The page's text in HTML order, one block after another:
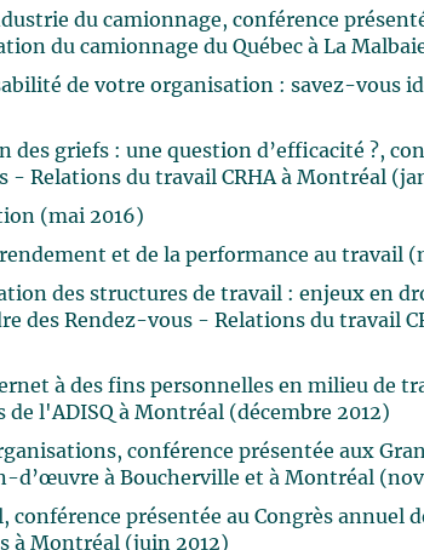
du camionnage, conférence
du camionnage du Québec à La
de votre organisation : savez-vous
des griefs : une question d’efficacité ?,
- Relations du travail CRHA à Montréal
(mai 2016)
et de la performance au travail
des structures de travail : enjeux en
des Rendez-vous - Relations du travail
à des fins personnelles en milieu de
de l'ADISQ à Montréal (décembre 2012)
conférence présentée aux
d’œuvre à Boucherville et à Montréal
conférence présentée au Congrès annuel
à Montréal (juin 2012)